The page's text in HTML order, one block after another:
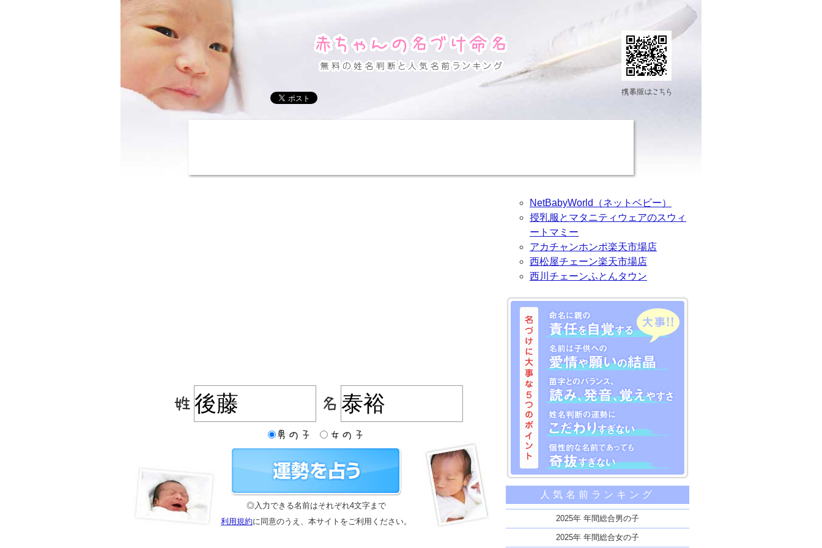
◎入力できる名前はそれぞれ4文字まで
利用規約に同意のうえ、本サイトをご利用ください。
NetBabyWorld（ネットベビー）
授乳服とマタニティウェアのスウィ
ートマミー
アカチャンホンポ楽天市場店
西松屋チェーン楽天市場店
西川チェーンふとんタウン
名づけに大事な5つのポイント
命名に親の責任を自覚する
名前は子供への愛情や願いの結晶
苗字とのバランス、読み、発音、覚えやすさ
姓名判断の運勢にこだわりすぎない
人気名前ランキング
2025年 年間総合男の子
2025年 年間総合女の子